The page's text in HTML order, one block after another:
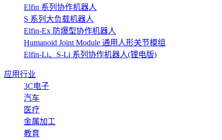
Elfin 系列协作机器人
S 系列大负载机器人
Elfin-Ex 防爆型协作机器人
Humanoid Joint Module 通用人形关节模组
Elfin-Li、S-Li 系列协作机器人(锂电版)
应用行业
3C电子
汽车
医疗
金属加工
教育